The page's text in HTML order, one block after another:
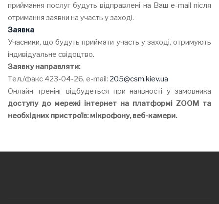
приймання послуг будуть відправлені на Ваш е-mail після
отримання заявки на участь у заході.
Заявка
Учасники, що будуть приймати участь у заході, отримують
індивідуальне свідоцтво.
Заявку направляти:
Тел./факс 423-04-26, e-mail: 205@csm.kiev.ua
Онлайн тренінг відбудеться при наявності у замовника
доступу до мережі інтернет на платформі ZOOM та
необхідних пристроїв: мікрофону, веб-камери.